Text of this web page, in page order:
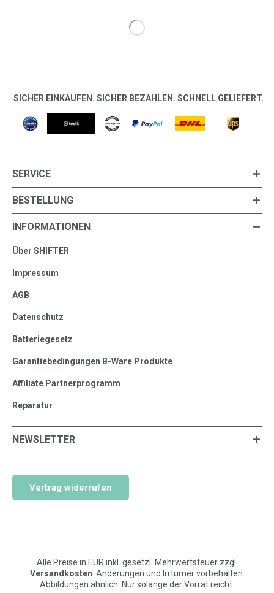
SICHER EINKAUFEN. SICHER BEZAHLEN. SCHNELL GELIEFERT.
SERVICE
BESTELLUNG
INFORMATIONEN
Über SHIFTER
Impressum
AGB
Datenschutz
Batteriegesetz
Garantiebedingungen B-Ware Produkte
Affiliate Partnerprogramm
Reparatur
NEWSLETTER
Vertrag widerrufen
Alle Preise in EUR inkl. gesetzl. Mehrwertsteuer zzgl.
Versandkosten. Änderungen und Irrtümer vorbehalten.
Abbildungen ähnlich. Nur solange der Vorrat reicht.